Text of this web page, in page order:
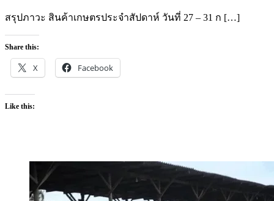
สรุปภาวะ สินค้าเกษตรประจำสัปดาห์ วันที่ 27 – 31 ก […]
Share this:
X Facebook
Like this: